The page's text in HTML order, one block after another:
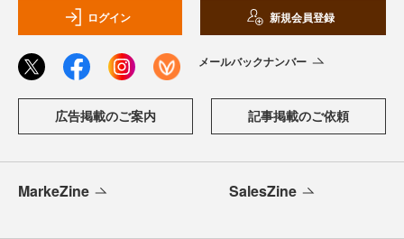
ログイン 新規会員登録
メールバックナンバー
広告掲載のご案内 記事掲載のご依頼
MarkeZine SalesZine